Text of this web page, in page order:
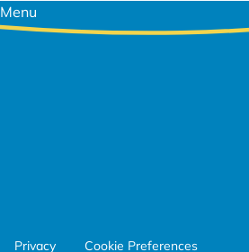
Footer
navigatie
Menu
Footer
Privacy Cookie Preferences